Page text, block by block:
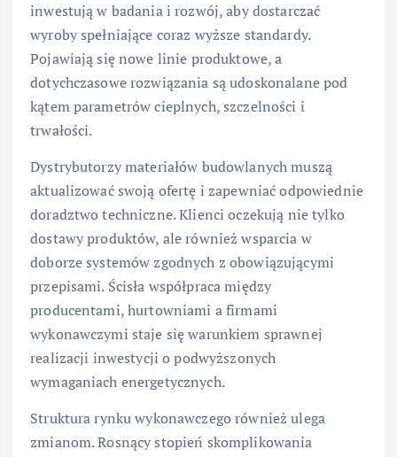
inwestują w badania i rozwój, aby dostarczać
wyroby spełniające coraz wyższe standardy.
Pojawiają się nowe linie produktowe, a
dotychczasowe rozwiązania są udoskonalane pod
kątem parametrów cieplnych, szczelności i
trwałości.
Dystrybutorzy materiałów budowlanych muszą
aktualizować swoją ofertę i zapewniać odpowiednie
doradztwo techniczne. Klienci oczekują nie tylko
dostawy produktów, ale również wsparcia w
doborze systemów zgodnych z obowiązującymi
przepisami. Ścisła współpraca między
producentami, hurtowniami a firmami
wykonawczymi staje się warunkiem sprawnej
realizacji inwestycji o podwyższonych
wymaganiach energetycznych.
Struktura rynku wykonawczego również ulega
zmianom. Rosnący stopień skomplikowania